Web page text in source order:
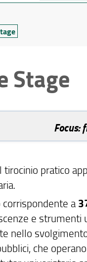
Stage
Focus:
pratico
a
e
nello
che